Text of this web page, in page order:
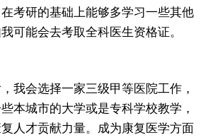
考研的基础上能够多学习一些其他
可能会去考取全科医生资格证。
会选择一家三级甲等医院工作，
本城市的大学或是专科学校教学，
人才贡献力量。成为康复医学方面